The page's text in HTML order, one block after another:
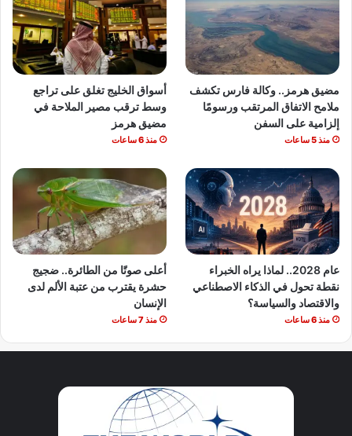
مضيق هرمز.. وكالة فارس تكشف
ملامح الاتفاق المرتقب ورسومًا
إلزامية على السفن
منذ 5 ساعات
أسواق الخليج تغلق على تراجع
وسط ترقب مصير الملاحة في
مضيق هرمز
منذ 6 ساعات
عام 2028.. لماذا يراه الخبراء
نقطة تحول في الذكاء الاصطناعي
والاقتصاد والسياسة؟
منذ 6 ساعات
أعلى صوتًا من الطائرة.. ضجيج
حشرة يقترب من عتبة الألم لدى
الإنسان
منذ 7 ساعات